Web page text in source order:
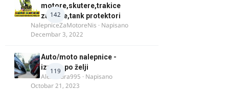
142
motore,skutere,trakice
za felne,tank protektori
NalepniceZaMotoreNis · Napisano
Decembar 3, 2022
119
Auto/moto nalepnice -
izrada po želji
Alexandra995 · Napisano
Octobar 21, 2023